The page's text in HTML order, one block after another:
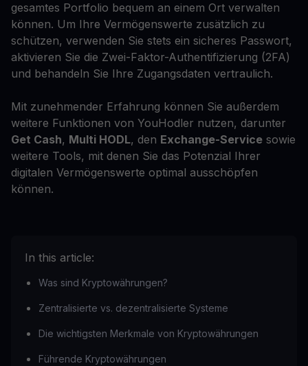
gesamtes Portfolio bequem an einem Ort verwalten
können. Um Ihre Vermögenswerte zusätzlich zu
schützen, verwenden Sie stets ein sicheres Passwort,
aktivieren Sie die Zwei-Faktor-Authentifizierung (2FA)
und behandeln Sie Ihre Zugangsdaten vertraulich.
Mit zunehmender Erfahrung können Sie außerdem
weitere Funktionen von YouHodler nutzen, darunter
Get Cash, Multi HODL, den Exchange-Service sowie
weitere Tools, mit denen Sie das Potenzial Ihrer
digitalen Vermögenswerte optimal ausschöpfen
können.
In this article:
Was sind Kryptowährungen?
Zentralisierte vs. dezentralisierte Systeme
Die wichtigsten Merkmale von Kryptowährungen
Führende Kryptowährungen